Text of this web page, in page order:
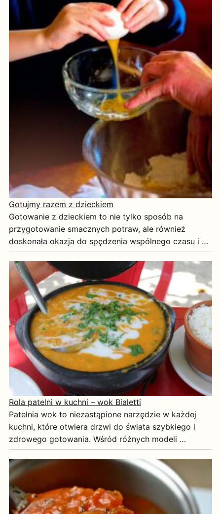
Gotujmy razem z dzieckiem
Gotowanie z dzieckiem to nie tylko sposób na
przygotowanie smacznych potraw, ale również
doskonała okazja do spędzenia wspólnego czasu i …
Rola patelni w kuchni – wok Bialetti
Patelnia wok to niezastąpione narzędzie w każdej
kuchni, które otwiera drzwi do świata szybkiego i
zdrowego gotowania. Wśród różnych modeli …